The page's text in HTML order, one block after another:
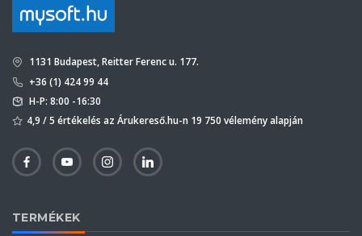
1131 Budapest, Reitter Ferenc u. 177.
+36 (1) 424 99 44
H-P: 8:00 -16:30
4,9 / 5 értékelés az Árukereső.hu-n 19 750 vélemény alapján
TERMÉKEK